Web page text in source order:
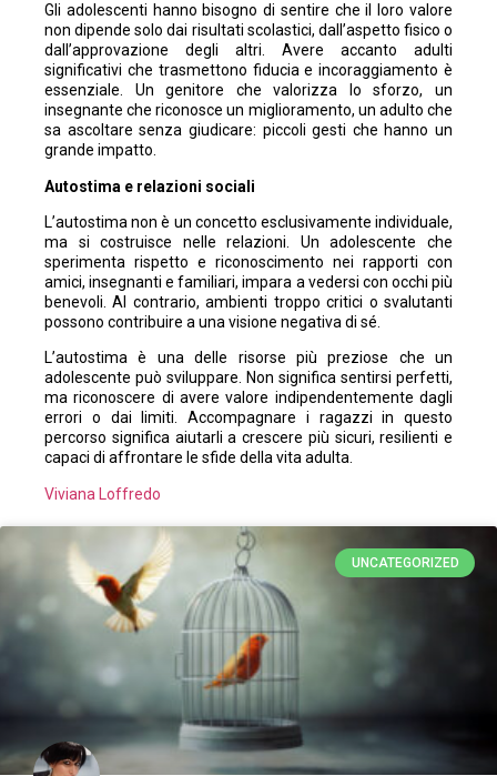
Gli adolescenti hanno bisogno di sentire che il loro valore
non dipende solo dai risultati scolastici, dall’aspetto fisico o
dall’approvazione degli altri. Avere accanto adulti
significativi che trasmettono fiducia e incoraggiamento è
essenziale. Un genitore che valorizza lo sforzo, un
insegnante che riconosce un miglioramento, un adulto che
sa ascoltare senza giudicare: piccoli gesti che hanno un
grande impatto.
Autostima e relazioni sociali
L’autostima non è un concetto esclusivamente individuale,
ma si costruisce nelle relazioni. Un adolescente che
sperimenta rispetto e riconoscimento nei rapporti con
amici, insegnanti e familiari, impara a vedersi con occhi più
benevoli. Al contrario, ambienti troppo critici o svalutanti
possono contribuire a una visione negativa di sé.
L’autostima è una delle risorse più preziose che un
adolescente può sviluppare. Non significa sentirsi perfetti,
ma riconoscere di avere valore indipendentemente dagli
errori o dai limiti. Accompagnare i ragazzi in questo
percorso significa aiutarli a crescere più sicuri, resilienti e
capaci di affrontare le sfide della vita adulta.
Viviana Loffredo
UNCATEGORIZED